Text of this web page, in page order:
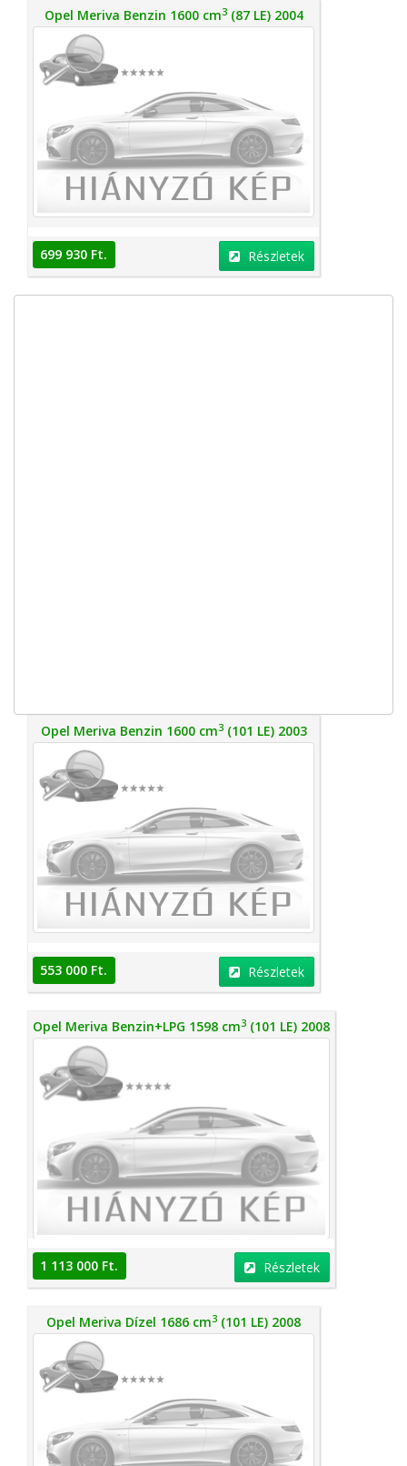
Opel Meriva Benzin 1600 cm3(87 LE) 2004
699 930 Ft. Részletek
Opel Meriva Benzin 1600 cm3(101 LE) 2003
553 000 Ft. Részletek
Opel Meriva Benzin+LPG 1598 cm3 (101 LE) 2008
1 113 000 Ft. Részletek
Opel Meriva Dízel 1686 cm3 (101 LE) 2008